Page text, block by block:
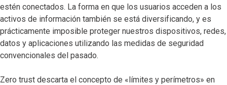
estén conectados. La forma en que los usuarios acceden a los
activos de información también se está diversificando, y es
prácticamente imposible proteger nuestros dispositivos, redes,
datos y aplicaciones utilizando las medidas de seguridad
convencionales del pasado.
Zero trust descarta el concepto de «límites y perímetros» en